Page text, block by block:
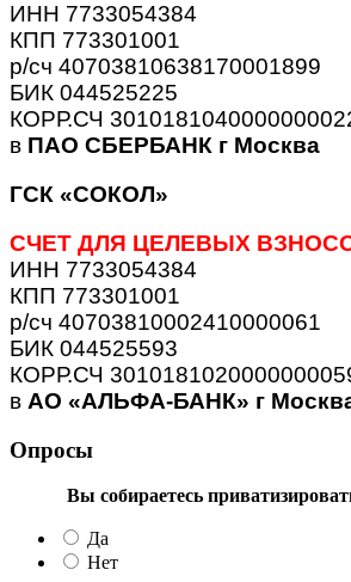
ИНН 7733054384
КПП 773301001
р/сч 40703810638170001899
БИК 044525225
КОРР.СЧ
в ПАО СБЕРБАНК г Москва
ГСК «СОКОЛ»
СЧЕТ ДЛЯ ЦЕЛЕВЫХ
ИНН 7733054384
КПП 773301001
р/сч 40703810002410000061
БИК 044525593
КОРР.СЧ
в АО «АЛЬФА-БАНК» г
Опросы
Вы собираетесь
Да
Нет